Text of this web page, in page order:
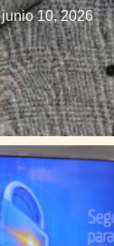
junio 10, 2026